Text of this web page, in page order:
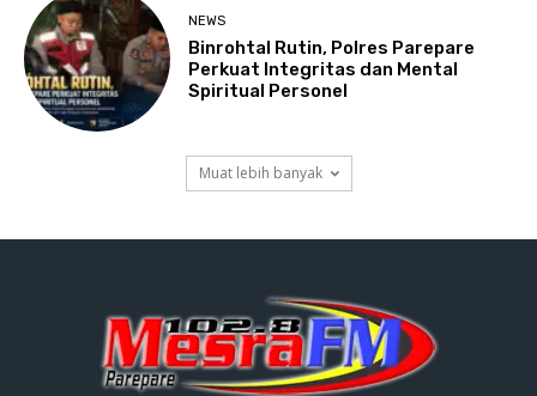
NEWS
Binrohtal Rutin, Polres Parepare
Perkuat Integritas dan Mental
Spiritual Personel
Muat lebih banyak